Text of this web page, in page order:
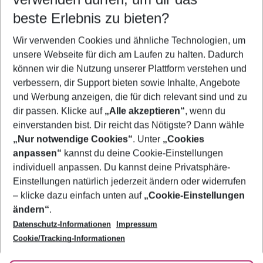
5-8 Nächte
2 Erwachsene Keine Kinder
Mehr Filter anzeigen
Footer
Footer navigation
Über uns
AGB
Bestpreisgarantie
Cookie-Einstellungen ändern
Cookie-Richtlinie
Agenturbetreuung
Barrierefreies Reisen
Folge uns
beste Erlebnis zu bieten?
Wir verwenden Cookies und ähnliche Technologien, um
unsere Webseite für dich am Laufen zu halten. Dadurch
können wir die Nutzung unserer Plattform verstehen und
verbessern, dir Support bieten sowie Inhalte, Angebote
und Werbung anzeigen, die für dich relevant sind und zu
dir passen. Klicke auf „Alle akzeptieren“, wenn du
einverstanden bist. Dir reicht das Nötigste? Dann wähle
„Nur notwendige Cookies“. Unter „Cookies
anpassen“ kannst du deine Cookie-Einstellungen
individuell anpassen. Du kannst deine Privatsphäre-
Einstellungen natürlich jederzeit ändern oder widerrufen
– klicke dazu einfach unten auf „Cookie-Einstellungen
ändern“.
Datenschutz-Informationen
Impressum
Cookie/Tracking-Informationen